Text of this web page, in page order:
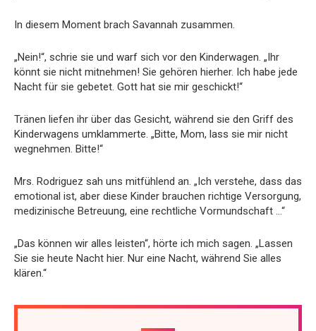
In diesem Moment brach Savannah zusammen.
„Nein!“, schrie sie und warf sich vor den Kinderwagen. „Ihr
könnt sie nicht mitnehmen! Sie gehören hierher. Ich habe jede
Nacht für sie gebetet. Gott hat sie mir geschickt!“
Tränen liefen ihr über das Gesicht, während sie den Griff des
Kinderwagens umklammerte. „Bitte, Mom, lass sie mir nicht
wegnehmen. Bitte!“
Mrs. Rodriguez sah uns mitfühlend an. „Ich verstehe, dass das
emotional ist, aber diese Kinder brauchen richtige Versorgung,
medizinische Betreuung, eine rechtliche Vormundschaft …“
„Das können wir alles leisten“, hörte ich mich sagen. „Lassen
Sie sie heute Nacht hier. Nur eine Nacht, während Sie alles
klären.“